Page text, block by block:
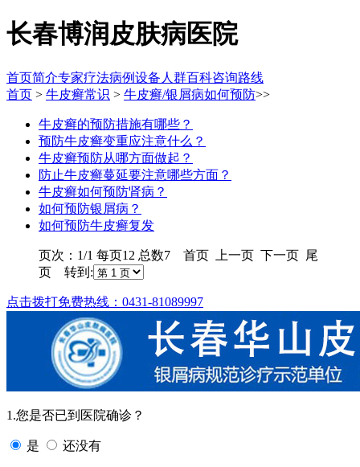
长春博润皮肤病医院
首页简介专家疗法病例设备 人群百科咨询路线
首页 > 牛皮癣常识 > 牛皮癣/银屑病如何预防>>
牛皮癣的预防措施有哪些？
预防牛皮癣变重应注意什么？
牛皮癣预防从哪方面做起？
防止牛皮癣蔓延要注意哪些方面？
牛皮癣如何预防肾病？
如何预防银屑病？
如何预防牛皮癣复发
页次：1/1 每页12 总数7 首页 上一页 下一页 尾
页 转到:
点击拨打免费热线：0431-81089997
1.您是否已到医院确诊？
是 还没有